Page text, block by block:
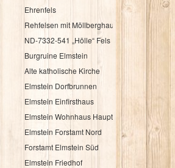
Ehrenfels
Rehfelsen mit Möllberghaus
ND-7332-541 „Hölle“ Fels
Burgruine Elmstein
Alte katholische Kirche
Elmstein Dorfbrunnen
Elmstein Einfirsthaus
Elmstein Wohnhaus Hauptstraße 30
Elmstein Forstamt Nord
Forstamt Elmstein Süd
Elmstein Friedhof